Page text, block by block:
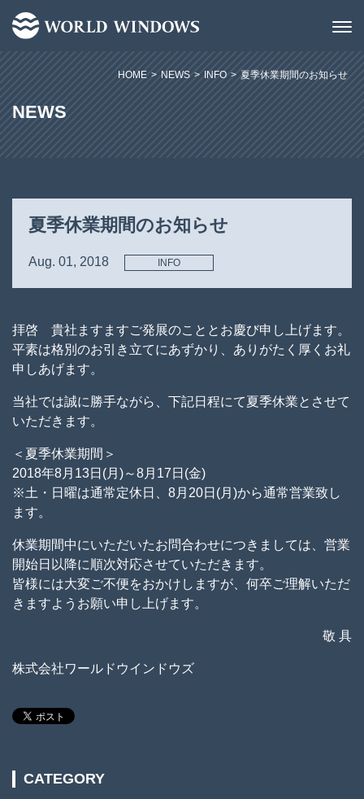
HOME > NEWS > INFO > 夏季休業期間のお知らせ
NEWS
夏季休業期間のお知らせ
Aug. 01, 2018 INFO
拝啓 貴社ますますご発展のこととお慶び申し上げます。
平素は格別のお引き立てにあずかり、ありがたく厚くお礼
申しあげます。
当社では誠に勝手ながら、下記日程にて夏季休業とさせて
いただきます。
＜夏季休業期間＞
2018年8月13日(月)～8月17日(金)
※土・日曜は通常定休日、8月20日(月)から通常営業致し
ます。
休業期間中にいただいたお問合わせにつきましては、営業
開始日以降に順次対応させていただきます。
皆様には大変ご不便をおかけしますが、何卒ご理解いただ
きますようお願い申し上げます。
敬 具
株式会社ワールドウインドウズ
CATEGORY